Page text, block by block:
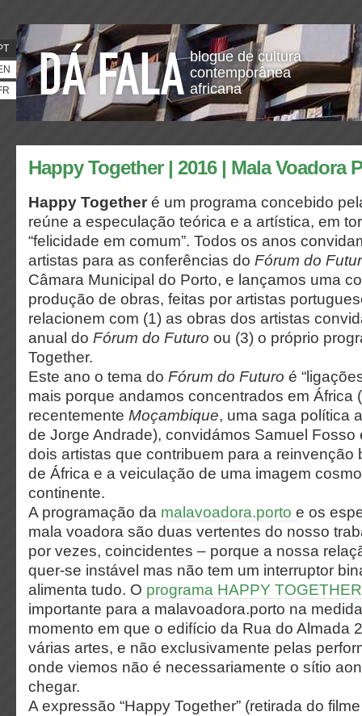
blogue de cultura
contemporânea
africana
Happy Together | 2016 | Mala Voadora
Happy Together é um programa concebido
reúne a especulação teórica e a artística, em
“felicidade em comum”. Todos os anos
artistas para as conferências do Fórum do
Câmara Municipal do Porto, e lançamos uma
produção de obras, feitas por artistas
relacionem com (1) as obras dos artistas
anual do Fórum do Futuro ou (3) o próprio
Together.
Este ano o tema do Fórum do Futuro é
mais porque andamos concentrados em África
recentemente Moçambique, uma saga política
de Jorge Andrade), convidámos Samuel Fosso
dois artistas que contribuem para a reinvenção
de África e a veiculação de uma imagem
continente.
A​ ​programação​ ​da​ ​malavoadora.porto​ ​ e​ ​os​
​mala​ ​voadora​ ​são duas​ ​vertentes​ ​do​ ​nosso​
por​ ​vezes,​ ​coincidentes​ ​– porque​ ​a​ ​nossa
quer-se​ ​instável​ ​mas​ ​não​ ​tem​ ​um​ ​interruptor​
alimenta​ ​tudo. O programa HAPPY TOGETHER
importante para a malavoadora.porto na
momento em que o edifício da Rua do Almada
várias artes, e não exclusivamente pelas
onde viemos não é necessariamente o sítio
chegar.
A expressão “Happy Together” (retirada do